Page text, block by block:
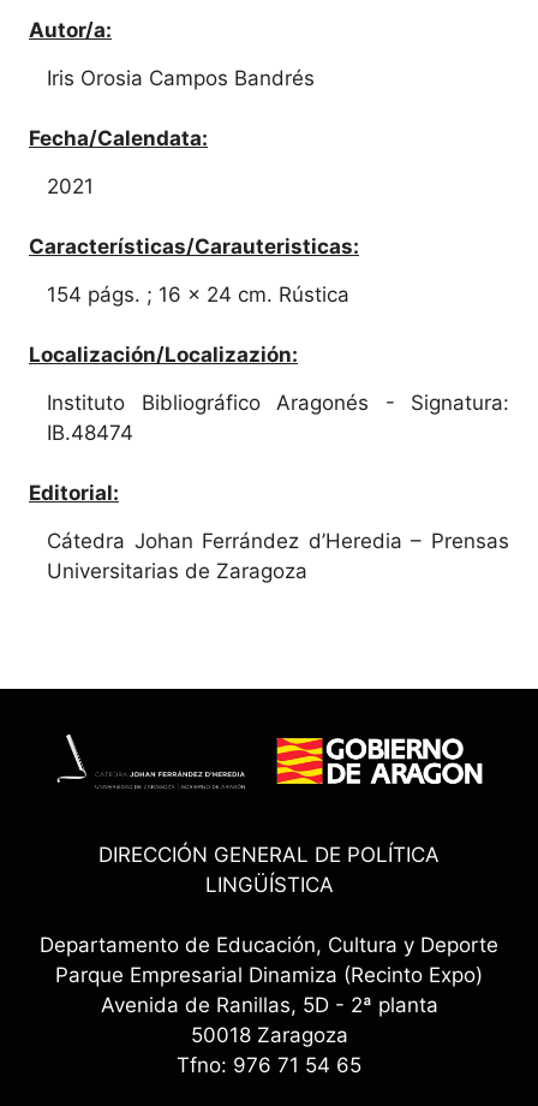
Autor/a:
Iris Orosia Campos Bandrés
Fecha/Calendata:
2021
Características/Carauteristicas:
154 págs. ; 16 x 24 cm. Rústica
Localización/Localizazión:
Instituto Bibliográfico Aragonés - Signatura:
IB.48474
Editorial:
Cátedra Johan Ferrández d’Heredia – Prensas
Universitarias de Zaragoza
DIRECCIÓN GENERAL DE POLÍTICA
LINGÜÍSTICA
Departamento de Educación, Cultura y Deporte
Parque Empresarial Dinamiza (Recinto Expo)
Avenida de Ranillas, 5D - 2ª planta
50018 Zaragoza
Tfno: 976 71 54 65